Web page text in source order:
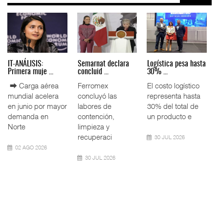
Corredor del Istmo
destra ...
El Corredor
Interoceánico del
Istmo de
Tehuantepec (CIIT)
destrabó
04 AGO 2026
Corredor Jalisco-
Nayarit ...
El corredor
metropolitano que
conecta Jalisco y
Nayarit inició la
04 AGO 2026
IT-ANÁLISIS:
⮕ Carga aérea
mundial acelera
en junio por
demanda en